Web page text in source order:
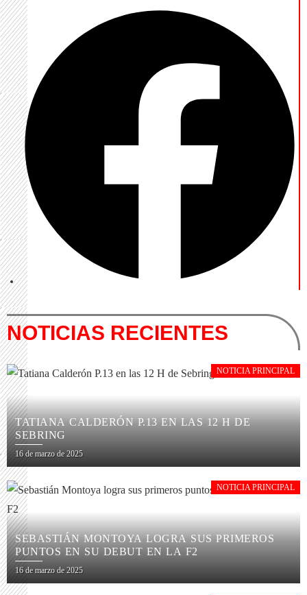
NOTICIAS RECIENTES
NOTICIA PRINCIPAL
TATIANA CALDERÓN P.13 EN LAS 12 H DE
SEBRING
16 de marzo de 2025
NOTICIA PRINCIPAL
SEBASTIÁN MONTOYA LOGRA SUS PRIMEROS
PUNTOS EN SU DEBUT EN LA F2
16 de marzo de 2025